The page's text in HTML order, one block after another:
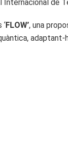
de
FLOW’, una
adaptant-